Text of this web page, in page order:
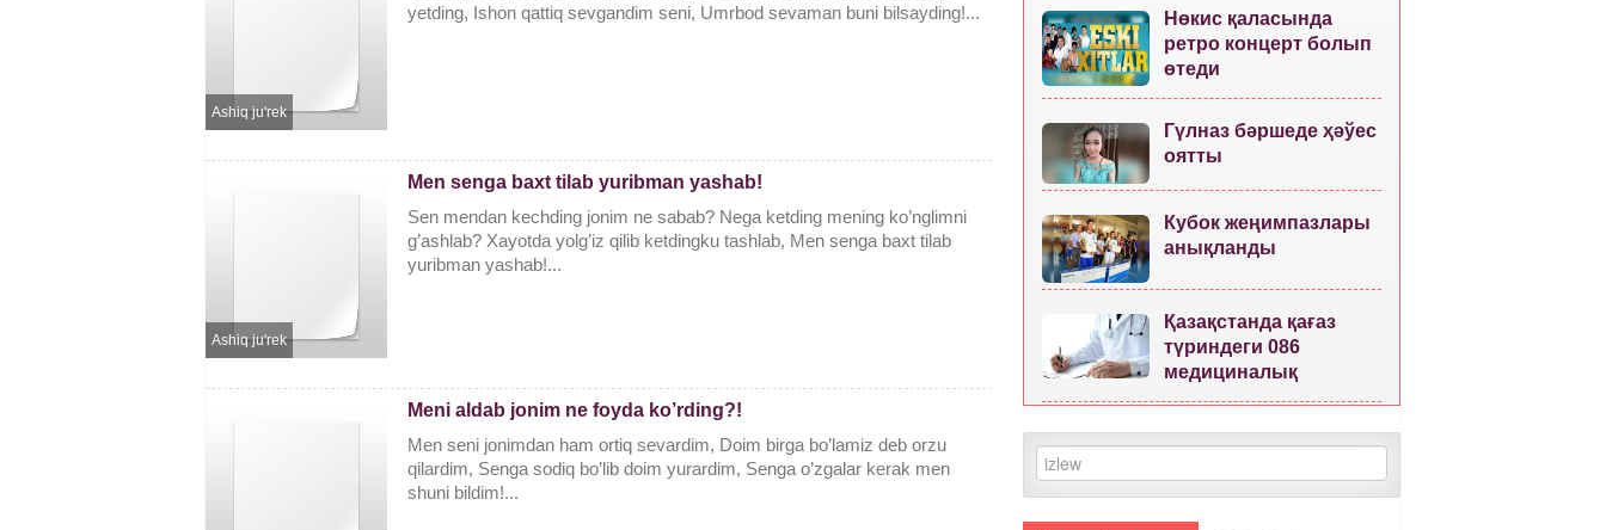
Ashiq ju'rek
yetding, Ishon qattiq sevgandim seni, Umrbod sevaman buni bilsayding!...
Ashiq ju'rek
Men senga baxt tilab yuribman yashab!
Sen mendan kechding jonim ne sabab? Nega ketding mening ko’nglimni
g’ashlab? Xayotda yolg’iz qilib ketdingku tashlab, Men senga baxt tilab
yuribman yashab!...
Meni aldab jonim ne foyda ko’rding?!
Men seni jonimdan ham ortiq sevardim, Doim birga bo’lamiz deb orzu
qilardim, Senga sodiq bo’lib doim yurardim, Senga o’zgalar kerak men
shuni bildim!...
Нөкис қаласында
ретро концерт болып
өтеди
Гүлназ бәршеде ҳәўес
оятты
Кубок жеңимпазлары
анықланды
Қазақстанда қағаз
түриндеги 086
медициналық